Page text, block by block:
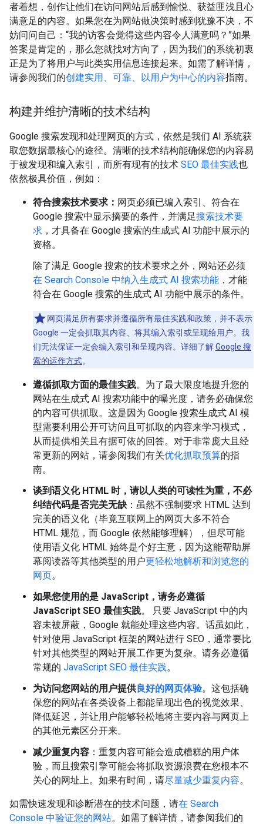
者着想，创作让他们在访问网站后感到愉悦、获益匪浅且心
满意足的内容。如果您在为网站做决策时感到犹豫不决，不
妨问问自己：“我的访客会觉得这些内容令人满意吗？”如果
答案是肯定的，那么您就找对方向了，因为我们的系统初衷
正是为了将用户与此类实用信息连接起来。如需了解详情，
请参阅我们的创建实用、可靠、以用户为中心的内容指南。
构建并维护清晰的技术结构
Google 搜索发现和处理网页的方式，依然是我们 AI 系统获
取您数据最核心的途径。清晰的技术结构能确保您的内容易
于被发现和编入索引，而所有现有的技术 SEO 最佳实践也
依然极具价值，例如：
符合搜索技术要求： 网页必须已编入索引、符合在
Google 搜索中显示摘要的条件，并满足搜索技术要
求 ，才具备在 Google 搜索的生成式 AI 功能中展示的
资格。
除了满足 Google 搜索的技术要求之外，网站还必须
在 Search Console 中纳入生成式 AI 搜索功能 ，才能
符合在 Google 搜索的生成式 AI 功能中展示的条件。
网页满足所有要求并遵循所有最佳实践和政策，并不表示
Google 一定会抓取其内容、将其编入索引或呈现给用户。我
们无法保证一定会编入索引和呈现内容。详细了解Google 搜
索的运作方式。
遵循抓取方面的最佳实践。为了最大限度地提升您的
网站在生成式 AI 搜索功能中的曝光度，请务必确保您
的内容可供抓取。这是因为 Google 搜索生成式 AI 模
型需要利用公开可访问且可抓取的内容来学习模式，
从而提供相关且有据可依的回答。对于非常庞大且经
常更新的网站，请参阅我们有关优化抓取预算的指
南。
谈到语义化 HTML 时，请以人类的可读性为重，不必
纠结代码是否完美无缺 ：虽然不强制要求 HTML 达到
完美的语义化（毕竟互联网上的网页大多不符合
HTML 规范，而 Google 依然能够理解），但尽可能
使用语义化 HTML 始终是个好主意，因为这能帮助屏
幕阅读器等其他类型的用户更轻松地解析和浏览您的
网页。
如果您使用的是 JavaScript，请务必遵循
JavaScript SEO 最佳实践。 只要 JavaScript 中的内
容未被屏蔽，Google 就能处理这些内容。话虽如此，
针对使用 JavaScript 框架的网站进行 SEO，通常要比
针对其他类型的网站开展工作更为复杂。请务必遵循
常规的 JavaScript SEO 最佳实践。
为访问您网站的用户提供良好的网页体验。这包括确
保您的网站在各类设备上都能呈现出色的视觉效果、
降低延迟，并让用户能够轻松地将主要内容与网页上
的其他元素区分开来。
减少重复内容 ：重复内容可能会造成糟糕的用户体
验，而且搜索引擎可能会将抓取资源浪费在您根本不
关心的网址上。如果有时间，请尽量减少重复内容。
如需快速发现和诊断潜在的技术问题，请在 Search
Console 中验证您的网站。如需了解详情，请参阅我们的